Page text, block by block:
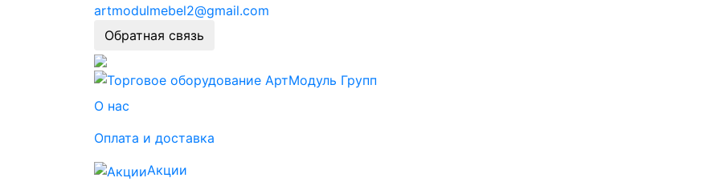
artmodulmebel2@gmail.com
Обратная связь
О нас
Оплата и доставка
Акции